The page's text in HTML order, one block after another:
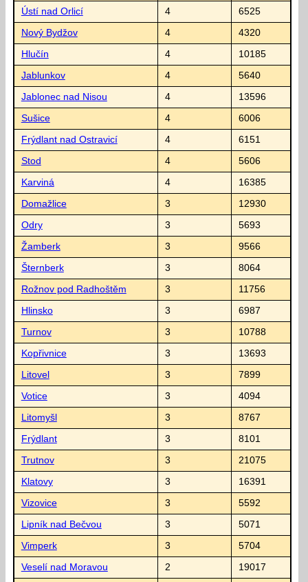
Ústí nad Orlicí 4 6525
Nový Bydžov 4 4320
Hlučín 4 10185
Jablunkov 4 5640
Jablonec nad Nisou 4 13596
Sušice 4 6006
Frýdlant nad Ostravicí 4 6151
Stod 4 5606
Karviná 4 16385
Domažlice 3 12930
Odry 3 5693
Žamberk 3 9566
Šternberk 3 8064
Rožnov pod Radhoštěm 3 11756
Hlinsko 3 6987
Turnov 3 10788
Kopřivnice 3 13693
Litovel 3 7899
Votice 3 4094
Litomyšl 3 8767
Frýdlant 3 8101
Trutnov 3 21075
Klatovy 3 16391
Vizovice 3 5592
Lipník nad Bečvou 3 5071
Vimperk 3 5704
Veselí nad Moravou 2 19017